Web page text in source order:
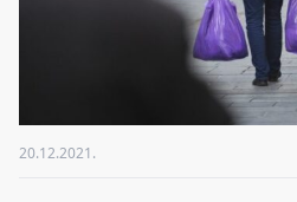
20.12.2021.